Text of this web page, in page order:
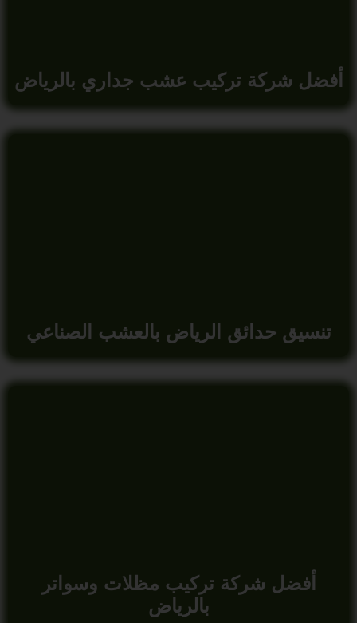
أفضل شركة تركيب عشب جداري بالرياض
تنسيق حدائق الرياض بالعشب الصناعي
أفضل شركة تركيب مظلات وسواتر
بالرياض